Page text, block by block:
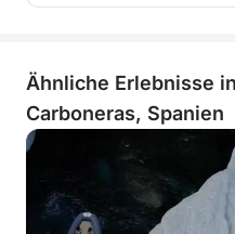
Ähnliche Erlebnisse
Carboneras, Spanien